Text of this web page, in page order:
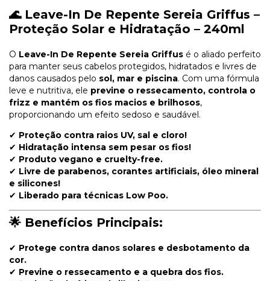
🌊 Leave-In De Repente Sereia Griffus –
Proteção Solar e Hidratação – 240ml
O Leave-In De Repente Sereia Griffus é o aliado perfeito
para manter seus cabelos protegidos, hidratados e livres de
danos causados pelo sol, mar e piscina. Com uma fórmula
leve e nutritiva, ele previne o ressecamento, controla o
frizz e mantém os fios macios e brilhosos,
proporcionando um efeito sedoso e saudável.
✔ Proteção contra raios UV, sal e cloro!
✔ Hidratação intensa sem pesar os fios!
✔ Produto vegano e cruelty-free.
✔ Livre de parabenos, corantes artificiais, óleo mineral
e silicones!
✔ Liberado para técnicas Low Poo.
🌟 Benefícios Principais:
✔ Protege contra danos solares e desbotamento da
cor.
✔ Previne o ressecamento e a quebra dos fios.